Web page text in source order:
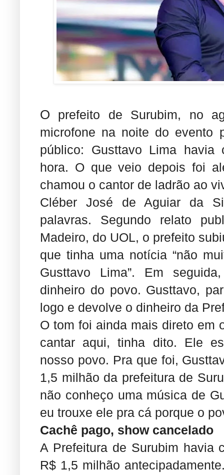
O prefeito de Surubim, no
microfone na noite do evento
público: Gusttavo Lima
hora. O que veio depois foi
chamou o cantor de ladrão ao
Cléber José de Aguiar da
palavras. Segundo relato
Madeiro, do UOL, o prefeito
que tinha uma notícia “não
Gusttavo Lima”. Em
dinheiro do povo. Gusttavo,
logo e devolve o dinheiro da
O tom foi ainda mais direto em
cantar aqui, tinha dito. Ele
nosso povo. Pra que foi,
1,5 milhão da prefeitura de
não conheço uma música de
eu trouxe ele pra cá porque o
Cachê pago, show cancelado
A Prefeitura de Surubim havia
R$ 1,5 milhão